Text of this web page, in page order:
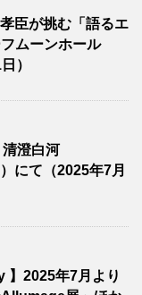
臣が挑む「語るエ
ムーンホール
）
清澄白河
にて（2025年7月
】2025年7月より